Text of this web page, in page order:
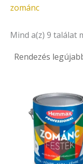
zománc
Mind a(z) 9 találat